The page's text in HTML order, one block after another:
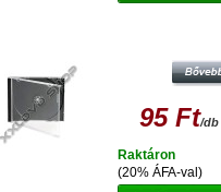
95 Ft/db
(20% ÁFA-val)
Raktáron